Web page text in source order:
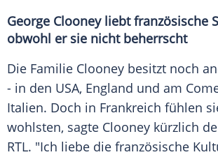
George Clooney liebt französische
obwohl er sie nicht beherrscht
Die Familie Clooney besitzt noch
- in den USA, England und am
Italien. Doch in Frankreich fühlen
wohlsten, sagte Clooney kürzlich
RTL. "Ich liebe die französische